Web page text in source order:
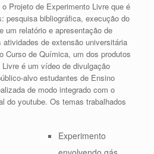
Projeto de Experimento Livre que é
pesquisa bibliográfica, execução do
um relatório e apresentação de
de extensão universitária
Curso de Química, um dos produtos
é um vídeo de divulgação
alvo estudantes de Ensino
de modo integrado com o
do youtube. Os temas trabalhados
Experimento